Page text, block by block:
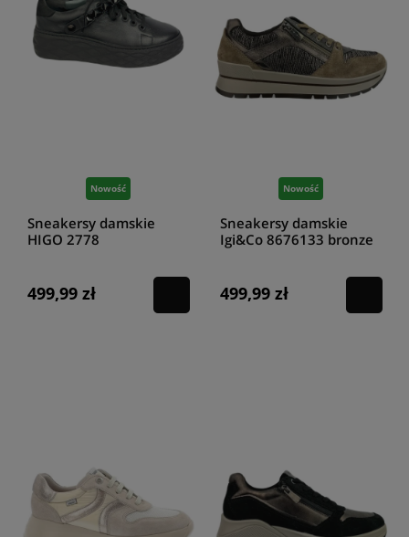
Nowość
Sneakersy damskie
HIGO 2778
499,99 zł
Nowość
Sneakersy damskie
Igi&Co 8676133 bronze
499,99 zł